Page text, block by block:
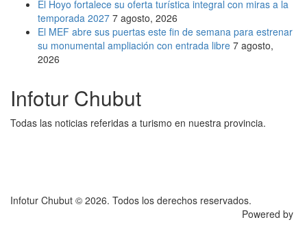
El Hoyo fortalece su oferta turística integral con miras a la
temporada 2027 7 agosto, 2026
El MEF abre sus puertas este fin de semana para estrenar
su monumental ampliación con entrada libre 7 agosto,
2026
Infotur Chubut
Todas las noticias referidas a turismo en nuestra provincia.
Infotur Chubut © 2026. Todos los derechos reservados.
Powered by